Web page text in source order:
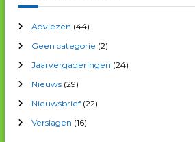
s
a
c
h
i
f
Adviezen (44)
Geen categorie (2)
Jaarvergaderingen (24)
Nieuws (29)
Nieuwsbrief(22)
Verslagen (16)